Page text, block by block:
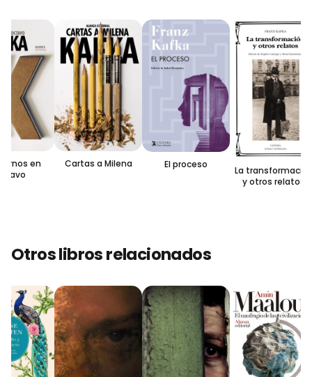
en
Cartas a Milena El proceso
La transformación
y otros relatos
Otros libros relacionados